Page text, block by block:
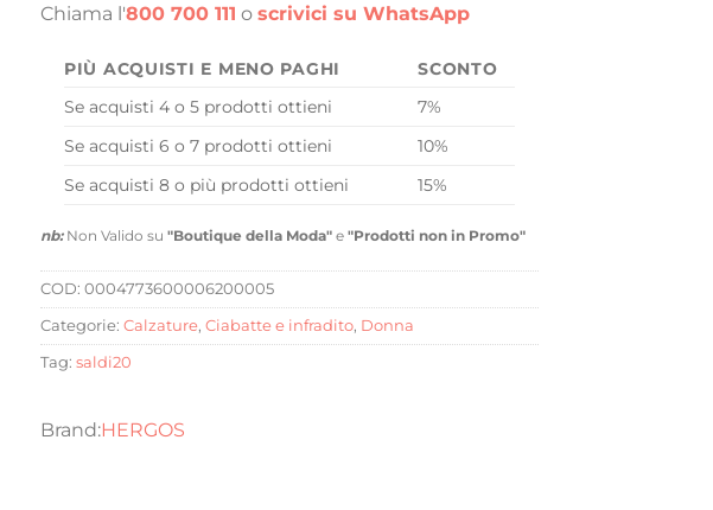
Chiama l'800 700 111 o scrivici su WhatsApp
PIÙ ACQUISTI E MENO PAGHI
SCONTO
Se acquisti 4 o 5 prodotti ottieni
7%
Se acquisti 6 o 7 prodotti ottieni
10%
Se acquisti 8 o più prodotti ottieni
15%
nb:Non Valido su "Boutique della Moda" e "Prodotti non in Promo"
COD: 0004773600006200005
Categorie: Calzature, Ciabatte e infradito, Donna
Tag: saldi20
HERGOS